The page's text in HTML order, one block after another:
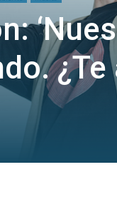
¿Te